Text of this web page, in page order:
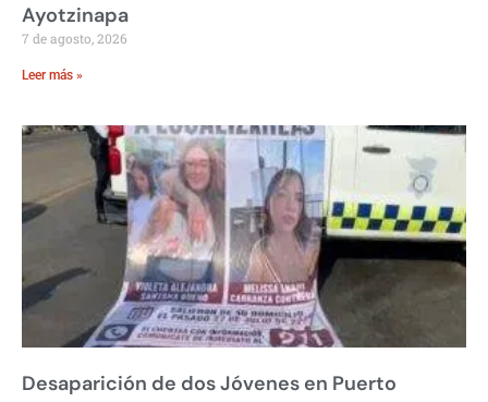
Ayotzinapa
7 de agosto, 2026
Leer más »
Desaparición de dos Jóvenes en Puerto